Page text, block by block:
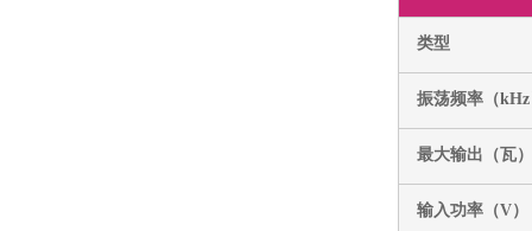
类型
振荡频率（
最大输出（瓦）
输入功率（V）